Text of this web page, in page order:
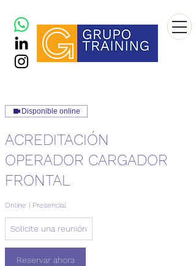
Disponible online
ACREDITACIÓN
OPERADOR CARGADOR
FRONTAL
Online | Presencial
una
Solicite una reunión
Reservar ahora